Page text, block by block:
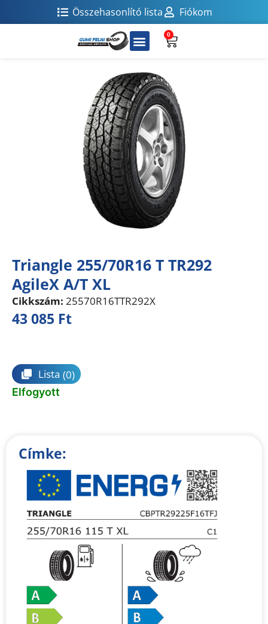
Összehasonlító lista Fiókom
0
Triangle 255/70R16 T TR292
AgileX A/T XL
Cikkszám: 25570R16TTR292X
43 085 Ft
Lista (0)
Elfogyott
Címke: